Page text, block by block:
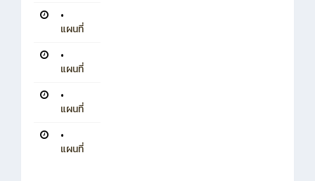
•
แผนที่
•
แผนที่
•
แผนที่
•
แผนที่